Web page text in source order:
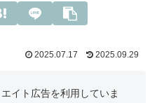
2025.07.17 2025.09.29
イト広告を利用していま